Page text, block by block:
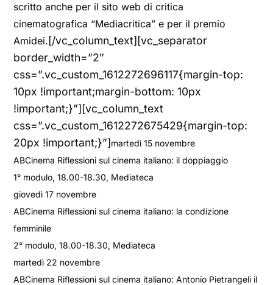
scritto anche per il sito web di critica
cinematografica “Mediacritica” e per il premio
Amidei.[/vc_column_text][vc_separator
border_width=”2″
css=”.vc_custom_1612272696117{margin-top:
10px !important;margin-bottom: 10px
!important;}”][vc_column_text
css=”.vc_custom_1612272675429{margin-top:
20px !important;}”]martedì 15 novembre
ABCinema Riflessioni sul cinema italiano: il doppiaggio
1° modulo, 18.00-18.30, Mediateca
giovedì 17 novembre
ABCinema Riflessioni sul cinema italiano: la condizione
femminile
2° modulo, 18.00-18.30, Mediateca
martedì 22 novembre
ABCinema Riflessioni sul cinema italiano: Antonio Pietrangeli il